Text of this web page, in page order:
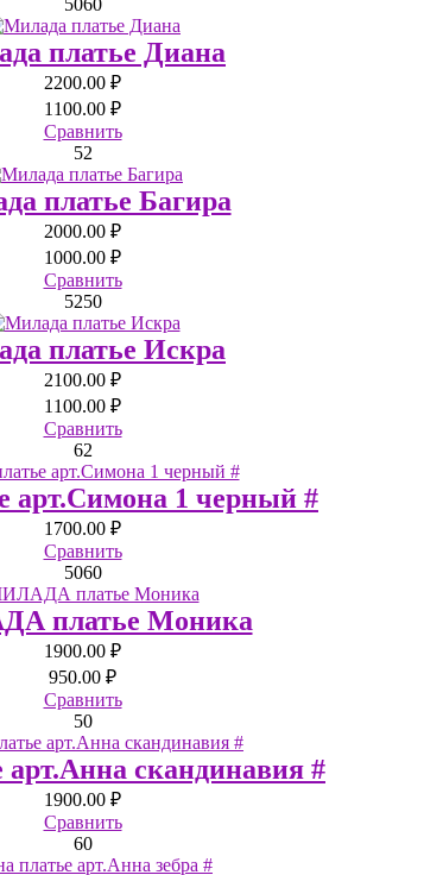
5060
платье Диана
2200.00 ₽
1100.00 ₽
Сравнить
52
платье Багира
2000.00 ₽
1000.00 ₽
Сравнить
5250
платье Искра
2100.00 ₽
1100.00 ₽
Сравнить
62
арт.Симона 1 черный #
1700.00 ₽
Сравнить
5060
платье Моника
1900.00 ₽
950.00 ₽
Сравнить
50
арт.Анна скандинавия #
1900.00 ₽
Сравнить
60